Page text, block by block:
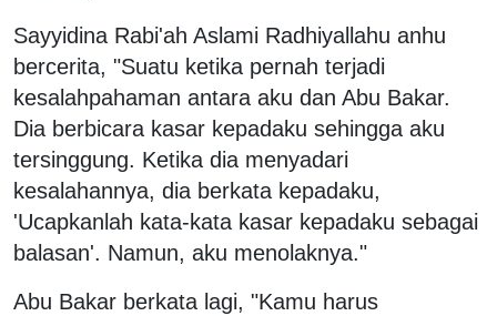
Sayyidina Rabi'ah Aslami Radhiyallahu anhu
bercerita, "Suatu ketika pernah terjadi
kesalahpahaman antara aku dan Abu Bakar.
Dia berbicara kasar kepadaku sehingga aku
tersinggung. Ketika dia menyadari
kesalahannya, dia berkata kepadaku,
'Ucapkanlah kata-kata kasar kepadaku sebagai
balasan'. Namun, aku menolaknya."
Abu Bakar berkata lagi, "Kamu harus